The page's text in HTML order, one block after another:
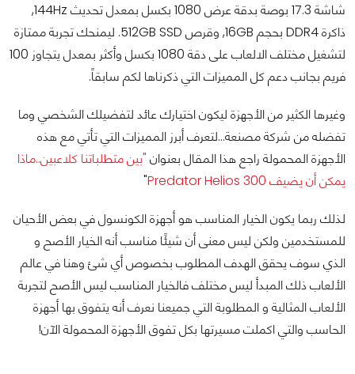
شاشة 17.3 بوصة بدقة عرض 1080 بكسل بمعدل تحديث 144Hz,
ذاكرة DDR4 بحجم 16GB, وقرص 512GB SSD. ليمنحك تجربة ممتازة
لتشغيل مختلف الالعاب على دقة 1080 بكسل وأكثر بمعدل يتجاوز 100
فريم بجانب دعم كل المميزات التي ذكرناها لكم سابقاً.
وغيرها الكثير من الأجهزة ليكون اختيارك عائد لتفضيلك الشخصي وما
تفضله من شركة مصنعة...لتعرف أبرز المميزات التي تأتي مع هذه
الأجهزة المحمولة راجع هذا المقال بعنوان "بين متطلباتنا كلاعبين..ماذا
يمكن أن يضيف Predator Helios 300
"
لذلك ربما يكون الخيار المناسب هو أجهزة الكونسول في بعض الأحيان
للمستخدمين ولكن ليس معنى أن شيئًا مناسب أنه الخيار الأصح و
الذي سوف يحقق الهدف المطلوب بخصوص أي شئ وهنا في عالم
الألعاب ذلك المبدأ ليس مختلف فالخيار المناسب ليس الأصح لتجربة
الألعاب المثالية و المطلوبة التي جميعنا نعرف أنه يتفوق بها أجهزة
الحاسب والتي اكملت مسيرتها بكل تفوق الأجهزة المحمولة الآن!